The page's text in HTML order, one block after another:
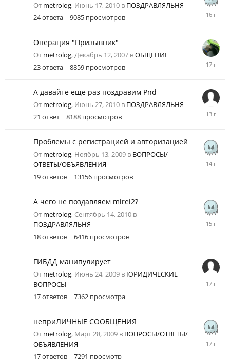
От metrolog, Июнь 17, 2010 в ПОЗДРАВЛЯЛЬНЯ
24ответа 9085 просмотров
Июль
Операция "Призывник"
От metrolog, Декабрь 12, 2007 вОБЩЕНИЕ
23ответа 8859 просмотров
Январь
А давайте еще раз поздравим Pnd
От metrolog, Июнь 27, 2010 в ПОЗДРАВЛЯЛЬНЯ
21 ответ 8188 просмотров
Июнь
Проблемы с регистрацией и авторизацией
От metrolog, Ноябрь 13, 2009 в ВОПРОСЫ/
ОТВЕТЫ/ОБЪЯВЛЕНИЯ
19ответов 13156 просмотров
Август
А чего не поздавляем mirei2?
От metrolog, Сентябрь 14, 2010 в
ПОЗДРАВЛЯЛЬНЯ
18ответов 6416 просмотров
ГИБДД манипулирует
От metrolog, Июнь 24, 2009 в ЮРИДИЧЕСКИЕ
ВОПРОСЫ
17ответов 7362 просмотра
Июнь
неприЛИЧНЫЕ СООБЩЕНИЯ
От metrolog, Март 28, 2009 в ВОПРОСЫ/ОТВЕТЫ/
ОБЪЯВЛЕНИЯ
17ответов 7291 просмотр
Август